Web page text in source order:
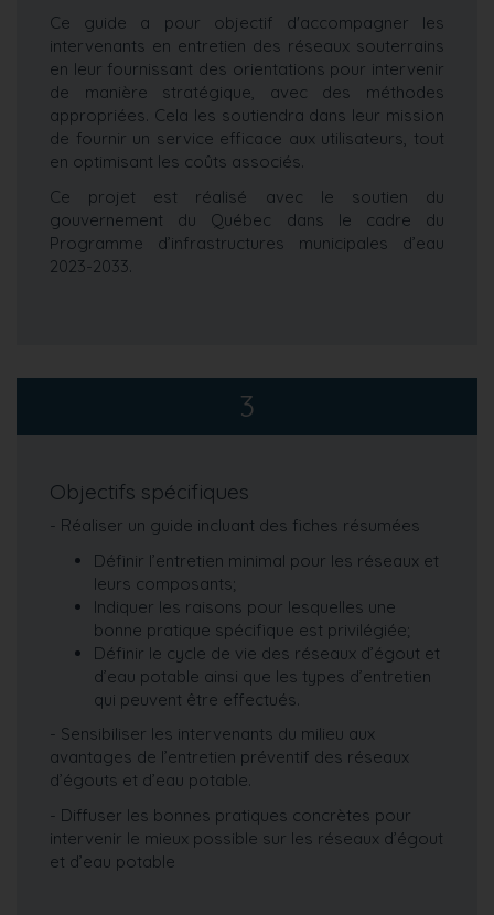
Ce guide a pour objectif d'accompagner les
intervenants en entretien des réseaux souterrains
en leur fournissant des orientations pour intervenir
de manière stratégique, avec des méthodes
appropriées. Cela les soutiendra dans leur mission
de fournir un service efficace aux utilisateurs, tout
en optimisant les coûts associés.
Ce projet est réalisé avec le soutien du
gouvernement du Québec dans le cadre du
Programme d’infrastructures municipales d’eau
2023-2033.
3
Objectifs spécifiques
- Réaliser un guide incluant des fiches résumées
Définir l’entretien minimal pour les réseaux et
leurs composants;
Indiquer les raisons pour lesquelles une
bonne pratique spécifique est privilégiée;
Définir le cycle de vie des réseaux d’égout et
d’eau potable ainsi que les types d’entretien
qui peuvent être effectués.
- Sensibiliser les intervenants du milieu aux
avantages de l’entretien préventif des réseaux
d’égouts et d’eau potable.
- Diffuser les bonnes pratiques concrètes pour
intervenir le mieux possible sur les réseaux d’égout
et d’eau potable